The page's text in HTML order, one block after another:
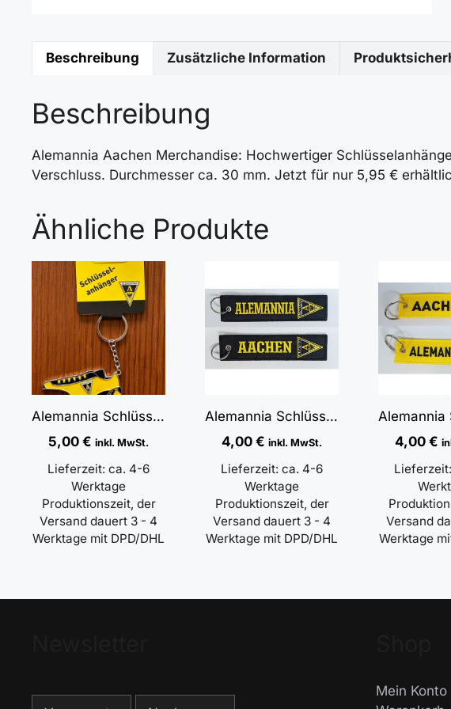
Beschreibung Zusätzliche Information
Beschreibung
Alemannia Aachen Merchandise: Hochwertiger
Verschluss. Durchmesser ca. 30 mm. Jetzt für nur 5,95 €
Ähnliche Produkte
Alemannia Schlüsselanhänger mit Einkaufschip & Flaschenöffner
5,00 € inkl. MwSt.
Lieferzeit: ca. 4-6
Werktage
Produktionszeit, der
Versand dauert 3 - 4
Werktage mit DPD/DHL
Alemannia Schlüsselanhänger Schwarz gestickt
4,00 € inkl. MwSt.
Lieferzeit: ca. 4-6
Werktage
Produktionszeit, der
Versand dauert 3 - 4
Werktage mit DPD/DHL
4,00 €
Lieferzeit:
Versand
Werktage
Mein Konto